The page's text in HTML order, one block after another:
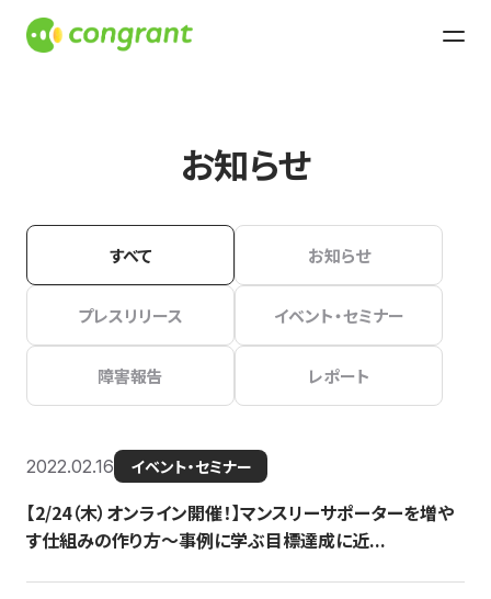
お知らせ
すべて お知らせ
プレスリリース イベント・セミナー
障害報告 レポート
2022.02.16 イベント・セミナー
【2/24（木）オンライン開催！】マンスリーサポーターを増や
す仕組みの作り方〜事例に学ぶ目標達成に近...